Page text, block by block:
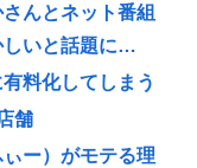
んとネット番組
しいと話題に…
料化してしまう
舗
ー）がモテる理